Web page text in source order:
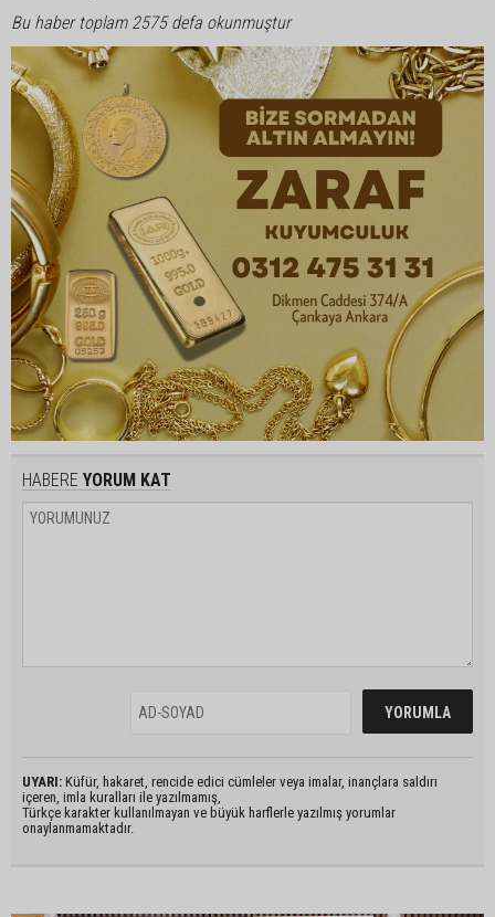
Bu haber toplam 2575 defa okunmuştur
HABERE YORUM KAT
UYARI: Küfür, hakaret, rencide edici cümleler veya imalar, inançlara saldırı
içeren, imla kuralları ile yazılmamış,
Türkçe karakter kullanılmayan ve büyük harflerle yazılmış yorumlar
onaylanmamaktadır.